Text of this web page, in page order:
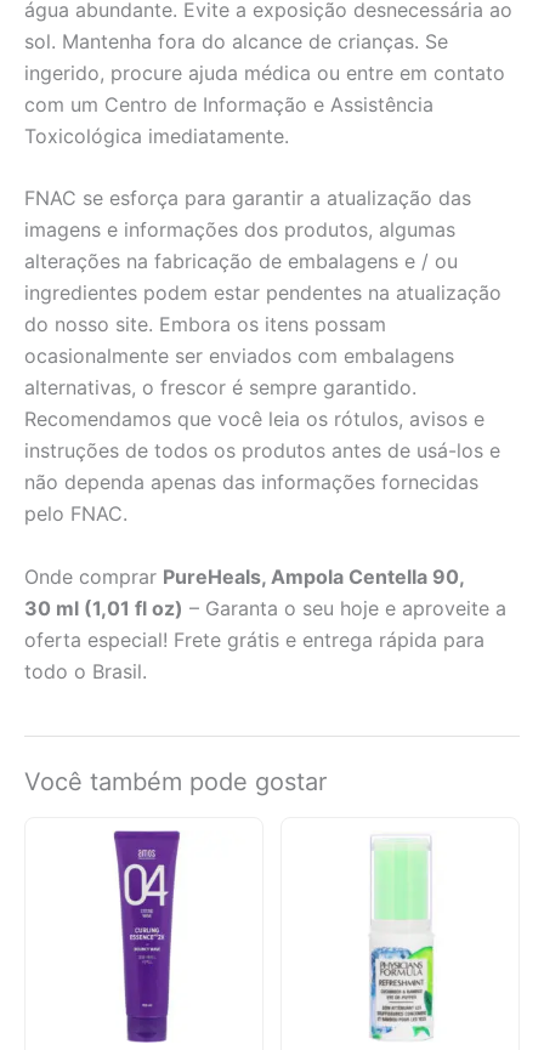
água abundante. Evite a exposição desnecessária ao
sol. Mantenha fora do alcance de crianças. Se
ingerido, procure ajuda médica ou entre em contato
com um Centro de Informação e Assistência
Toxicológica imediatamente.
FNAC se esforça para garantir a atualização das
imagens e informações dos produtos, algumas
alterações na fabricação de embalagens e / ou
ingredientes podem estar pendentes na atualização
do nosso site. Embora os itens possam
ocasionalmente ser enviados com embalagens
alternativas, o frescor é sempre garantido.
Recomendamos que você leia os rótulos, avisos e
instruções de todos os produtos antes de usá-los e
não dependa apenas das informações fornecidas
pelo FNAC.
Onde comprar PureHeals, Ampola Centella 90,
30 ml (1,01 fl oz) – Garanta o seu hoje e aproveite a
oferta especial! Frete grátis e entrega rápida para
todo o Brasil.
Você também pode gostar